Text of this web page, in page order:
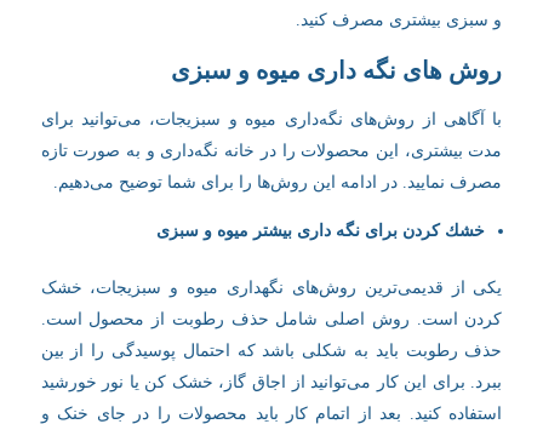
و سبزی بیشتری مصرف کنید.
روش های نگه داری میوه و سبزی
با آگاهی از روش‌های نگه‌داری میوه و سبزیجات، می‌توانید برای
مدت بیشتری، این محصولات را در خانه نگه‌داری و به صورت تازه
مصرف نمایید. در ادامه این روش‌ها را برای شما توضیح می‌دهیم.
خشك كردن برای نگه داری بیشتر میوه و سبزی
یکی از قدیمی‌ترین روش‌های نگهداری میوه و سبزیجات، خشک
کردن است. روش اصلی شامل حذف رطوبت از محصول است.
حذف رطوبت باید به شکلی باشد که احتمال پوسیدگی را از بین
ببرد. برای این کار می‌توانید از اجاق گاز، خشک کن یا نور خورشید
استفاده کنید. بعد از اتمام کار باید محصولات را در جای خنک و